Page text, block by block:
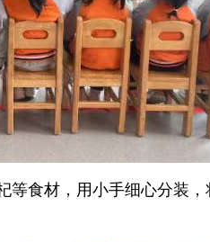
等食材，用小手细心分装